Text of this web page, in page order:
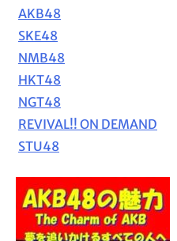
AKB48
SKE48
NMB48
HKT48
NGT48
REVIVAL!! ON DEMAND
STU48